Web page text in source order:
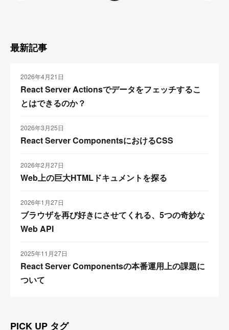
最新記事
2026年4月21日
React Server Actionsでデータをフェッチするこ
とはできるのか？
2026年3月25日
React Server ComponentsにおけるCSS
2026年2月27日
Web上の巨大HTMLドキュメントを探る
2026年1月27日
ブラウザを再び好きにさせてくれる、5つの奇妙な
Web API
2025年11月27日
React Server Componentsの本番運用上の課題に
ついて
PICK UP タグ